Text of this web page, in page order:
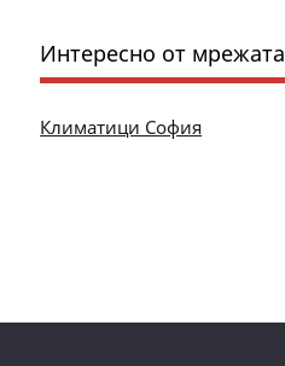
Интересно от мрежата
Климатици София